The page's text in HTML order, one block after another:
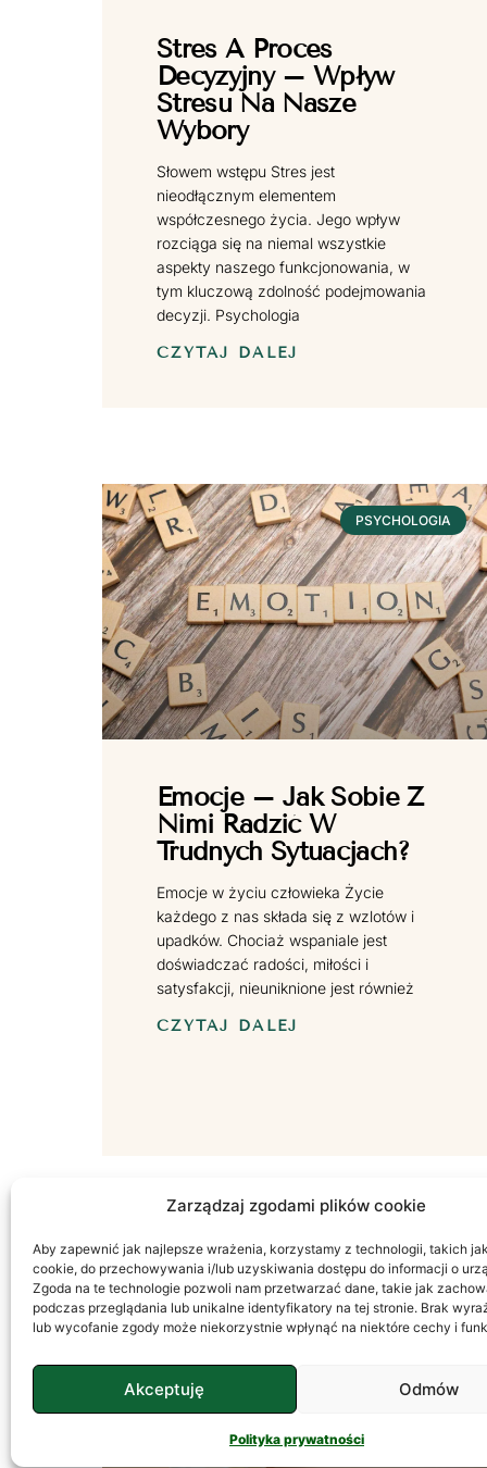
Zarządzaj zgodami plików cookie
Aby zapewnić jak najlepsze wrażenia, korzystamy z technologii, takich
cookie, do przechowywania i/lub uzyskiwania dostępu do informacji o
Zgoda na te technologie pozwoli nam przetwarzać dane, takie jak
podczas przeglądania lub unikalne identyfikatory na tej stronie. Brak
lub wycofanie zgody może niekorzystnie wpłynąć na niektóre cechy i
Akceptuję Odmów
Polityka prywatności
Stres A Proces
Decyzyjny – Wpływ
Stresu Na Nasze
Wybory
Słowem wstępu Stres jest
nieodłącznym elementem
współczesnego życia. Jego wpływ
rozciąga się na niemal wszystkie
aspekty naszego funkcjonowania, w
tym kluczową zdolność podejmowania
decyzji. Psychologia
CZYTAJ DALEJ
PSYCHOLOGIA
Emocje – Jak Sobie Z
Nimi Radzić W
Trudnych Sytuacjach?
Emocje w życiu człowieka Życie
każdego z nas składa się z wzlotów i
upadków. Chociaż wspaniale jest
doświadczać radości, miłości i
satysfakcji, nieuniknione jest również
CZYTAJ DALEJ
SAMOPOCZUCIE I MOTYWACJA